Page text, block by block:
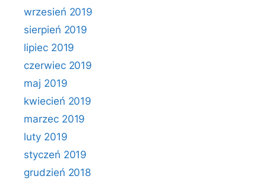
wrzesień 2019
sierpień 2019
lipiec 2019
czerwiec 2019
maj 2019
kwiecień 2019
marzec 2019
luty 2019
styczeń 2019
grudzień 2018